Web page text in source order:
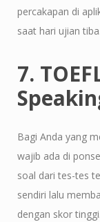
percakapan di
saat hari ujian tiba.
7.
Bagi Anda yang
wajib ada di
soal dari tes-tes
sendiri lalu
dengan skor tinggi.